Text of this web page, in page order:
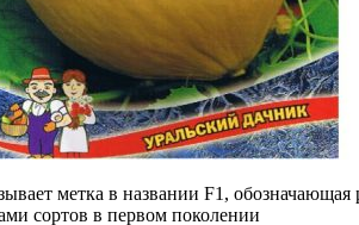
метка в названии F1, обозначающая
сортов в первом поколении